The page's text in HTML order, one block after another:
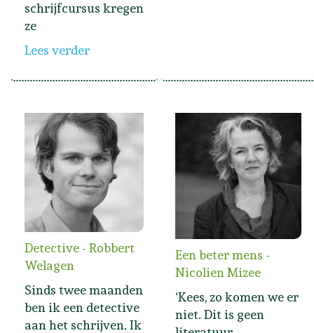
schrijfcursus kregen
ze
Lees verder
Detective - Robbert
Welagen
Sinds twee maanden
ben ik een detective
aan het schrijven. Ik
Een beter mens -
Nicolien Mizee
‘Kees, zo komen we er
niet. Dit is geen